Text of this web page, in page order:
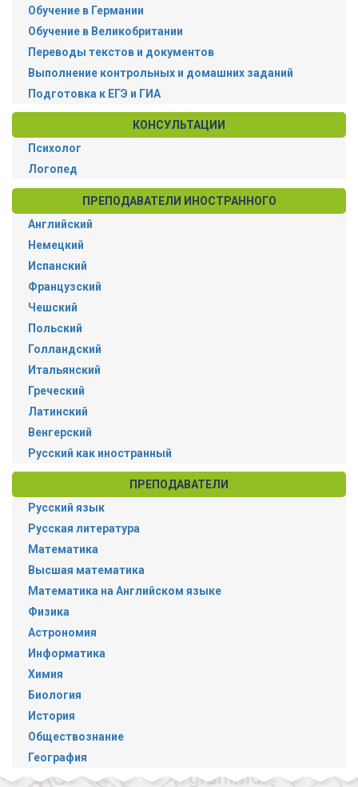
Обучение в Германии
Обучение в Великобритании
Переводы текстов и документов
Выполнение контрольных и домашних заданий
Подготовка к ЕГЭ и ГИА
КОНСУЛЬТАЦИИ
Психолог
Логопед
ПРЕПОДАВАТЕЛИ ИНОСТРАННОГО
Английский
Немецкий
Испанский
Французский
Чешский
Польский
Голландский
Итальянский
Греческий
Латинский
Венгерский
Русский как иностранный
ПРЕПОДАВАТЕЛИ
Русский язык
Русская литература
Математика
Высшая математика
Математика на Английском языке
Физика
Астрономия
Информатика
Химия
Биология
История
Обществознание
География